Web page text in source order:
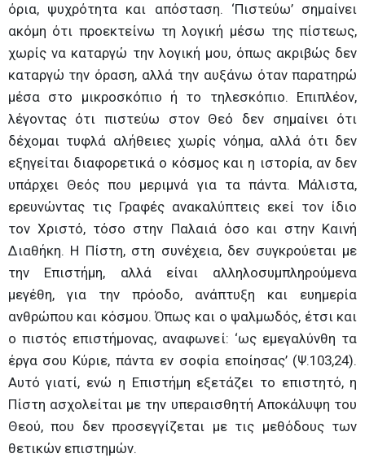
όρια, ψυχρότητα και απόσταση. ‘Πιστεύω’ σημαίνει
ακόμη ότι προεκτείνω τη λογική μέσω της πίστεως,
χωρίς να καταργώ την λογική μου, όπως ακριβώς δεν
καταργώ την όραση, αλλά την αυξάνω όταν παρατηρώ
μέσα στο μικροσκόπιο ή το τηλεσκόπιο. Επιπλέον,
λέγοντας ότι πιστεύω στον Θεό δεν σημαίνει ότι
δέχομαι τυφλά αλήθειες χωρίς νόημα, αλλά ότι δεν
εξηγείται διαφορετικά ο κόσμος και η ιστορία, αν δεν
υπάρχει Θεός που μεριμνά για τα πάντα. Μάλιστα,
ερευνώντας τις Γραφές ανακαλύπτεις εκεί τον ίδιο
τον Χριστό, τόσο στην Παλαιά όσο και στην Καινή
Διαθήκη. Η Πίστη, στη συνέχεια, δεν συγκρούεται με
την Επιστήμη, αλλά είναι αλληλοσυμπληρούμενα
μεγέθη, για την πρόοδο, ανάπτυξη και ευημερία
ανθρώπου και κόσμου. Όπως και ο ψαλμωδός, έτσι και
ο πιστός επιστήμονας, αναφωνεί: ‘ως εμεγαλύνθη τα
έργα σου Κύριε, πάντα εν σοφία εποίησας’ (Ψ.103,24).
Αυτό γιατί, ενώ η Επιστήμη εξετάζει το επιστητό, η
Πίστη ασχολείται με την υπεραισθητή Αποκάλυψη του
Θεού, που δεν προσεγγίζεται με τις μεθόδους των
θετικών επιστημών.